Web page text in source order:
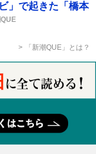
」で起きた「橋本
「新潮QUE」とは？